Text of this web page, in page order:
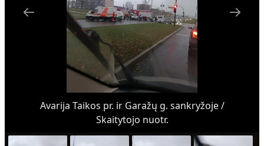
Avarija Taikos pr. ir Garažų g. sankryžoje /
Skaitytojo nuotr.